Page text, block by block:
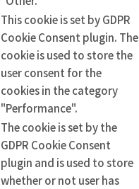
This cookie is set by GDPR
Cookie Consent plugin. The
cookie is used to store the
user consent for the
cookies in the category
"Performance".
The cookie is set by the
GDPR Cookie Consent
plugin and is used to store
whether or not user has